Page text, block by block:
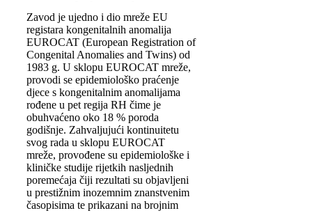
Zavod je ujedno i dio mreže EU
registara kongenitalnih anomalija
EUROCAT (European Registration of
Congenital Anomalies and Twins) od
1983 g. U sklopu EUROCAT mreže,
provodi se epidemiološko praćenje
djece s kongenitalnim anomalijama
rođene u pet regija RH čime je
obuhvaćeno oko 18 % poroda
godišnje. Zahvaljujući kontinuitetu
svog rada u sklopu EUROCAT
mreže, provođene su epidemiološke i
kliničke studije rijetkih nasljednih
poremećaja čiji rezultati su objavljeni
u prestižnim inozemnim znanstvenim
časopisima te prikazani na brojnim